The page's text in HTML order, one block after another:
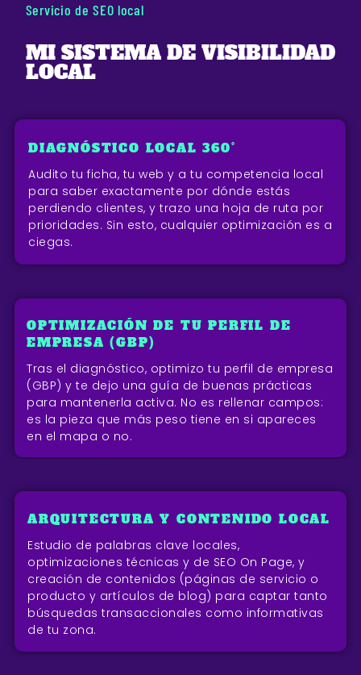
Servicio de SEO local
MI SISTEMA DE VISIBILIDAD
LOCAL
DIAGNÓSTICO LOCAL 360°
Audito tu ficha, tu web y a tu competencia local
para saber exactamente por dónde estás
perdiendo clientes, y trazo una hoja de ruta por
prioridades. Sin esto, cualquier optimización es a
ciegas.
OPTIMIZACIÓN DE TU PERFIL DE
EMPRESA (GBP)
Tras el diagnóstico, optimizo tu perfil de empresa
(GBP) y te dejo una guía de buenas prácticas
para mantenerla activa. No es rellenar campos:
es la pieza que más peso tiene en si apareces
en el mapa o no.
ARQUITECTURA Y CONTENIDO LOCAL
Estudio de palabras clave locales,
optimizaciones técnicas y de SEO On Page, y
creación de contenidos (páginas de servicio o
producto y artículos de blog) para captar tanto
búsquedas transaccionales como informativas
de tu zona.